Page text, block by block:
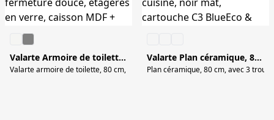
Valarte Armoire de toilette 78 cm Valarte Plan céramique, 80 cm, blanc brillant
Plan céramique, 80 cm, avec 3